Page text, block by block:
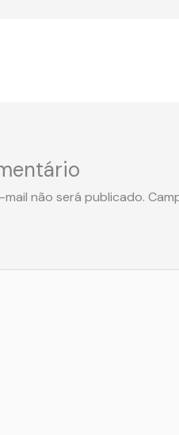
não será publicado.